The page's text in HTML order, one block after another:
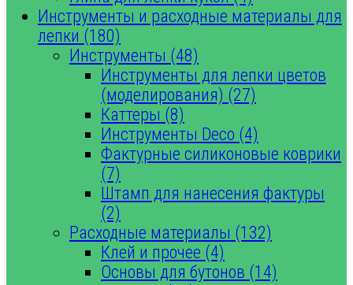
Инструменты и расходные материалы для
лепки (180)
Инструменты (48)
Инструменты для лепки цветов
(моделирования) (27)
Каттеры (8)
Инструменты Deco (4)
Фактурные силиконовые коврики
(7)
Штамп для нанесения фактуры
(2)
Расходные материалы (132)
Клей и прочее (4)
Основы для бутонов (14)